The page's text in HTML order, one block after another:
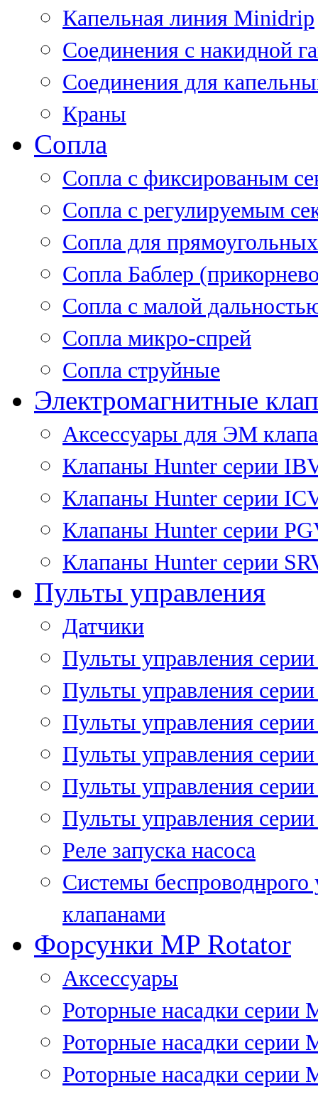
Капельная линия Minidrip
Соединения с накидной
Соединения для
Краны
Сопла
Cопла с фиксированым
Сопла с регулируемым
Сопла для
Сопла Баблер
Сопла с малой
Сопла микро-спрей
Сопла струйные
Электромагнитные
Аксессуары для ЭМ
Клапаны Hunter серии
Клапаны Hunter серии
Клапаны Hunter серии
Клапаны Hunter серии
Пульты управления
Датчики
Пульты управления
Пульты управления
Пульты управления
Пульты управления
Пульты управления
Пульты управления
Реле запуска насоса
Системы
клапанами
Форсунки MP Rotator
Аксессуары
Роторные насадки серии
Роторные насадки серии
Роторные насадки серии